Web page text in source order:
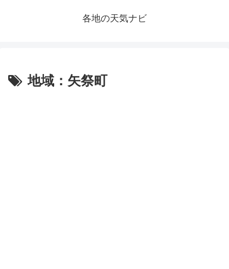
各地の天気ナビ
地域：矢祭町